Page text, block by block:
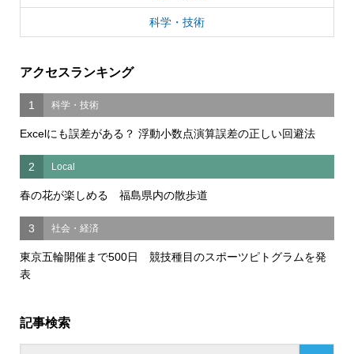
科学・技術
アクセスランキング
1 科学・技術
Excelにも誤差がある？ 浮動小数点演算誤差の正しい回避法
2 Local
春の花が楽しめる 福島県内の散歩道
3 社会・経済
東京五輪開催まで500日 競技種目のスポーツピトグラムを発
表
記事検索